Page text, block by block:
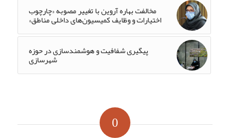
مخالفت بهاره آروین با تغییر مصوبه «چارچوب
اختیارات و وظایف کمیسیون‌های داخلی مناطق»
پیگیری شفافیت و هوشمندسازی در حوزه
شهرسازی
0